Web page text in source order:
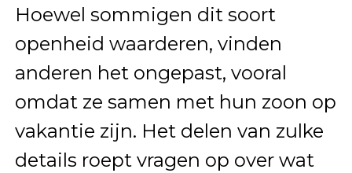
Hoewel sommigen dit soort
openheid waarderen, vinden
anderen het ongepast, vooral
omdat ze samen met hun zoon op
vakantie zijn. Het delen van zulke
details roept vragen op over wat